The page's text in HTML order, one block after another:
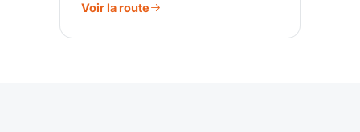
Voir la route